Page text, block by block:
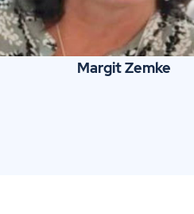
Margit Zemke